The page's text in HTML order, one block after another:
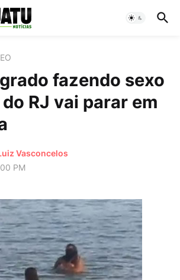
fazendo sexo
RJ vai parar em
Vasconcelos
PM